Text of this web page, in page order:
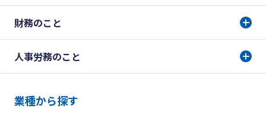
財務のこと
人事労務のこと
業種から探す